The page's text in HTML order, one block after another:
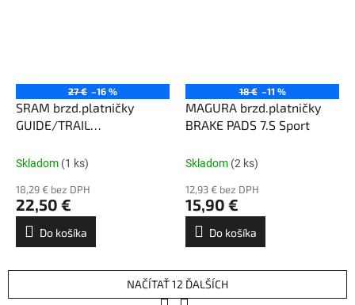
27 € –16 %
SRAM brzd.platničky
GUIDE/TRAIL
Skladom (1 ks)
18,29 € bez DPH
22,50 €
Do košíka
18 € –11 %
MAGURA brzd.platničky
BRAKE PADS 7.S Sport
Skladom (2 ks)
12,93 € bez DPH
15,90 €
Do košíka
NAČÍTAŤ 12 ĎALŠÍCH